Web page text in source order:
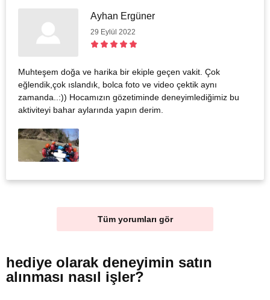
Ayhan Ergüner
29 Eylül 2022
Muhteşem doğa ve harika bir ekiple geçen vakit. Çok
eğlendik,çok ıslandık, bolca foto ve video çektik aynı
zamanda..:)) Hocamızın gözetiminde deneyimlediğimiz bu
aktiviteyi bahar aylarında yapın derim.
Tüm yorumları gör
hediye olarak deneyimin satın
alınması nasıl işler?